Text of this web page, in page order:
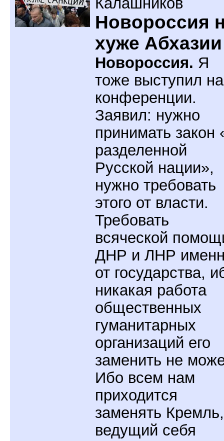
Новороссия
хуже Абхазии
Новороссия. Я
тоже выступил на
конференции.
Заявил: нужно
принимать закон
разделенной
Русской нации»,
нужно требовать
этого от власти.
Требовать
всяческой
ДНР и ЛНР
от государства,
никакая работа
общественных
гуманитарных
организаций его
заменить не
Ибо всем нам
приходится
заменять Кремль,
ведущий себя